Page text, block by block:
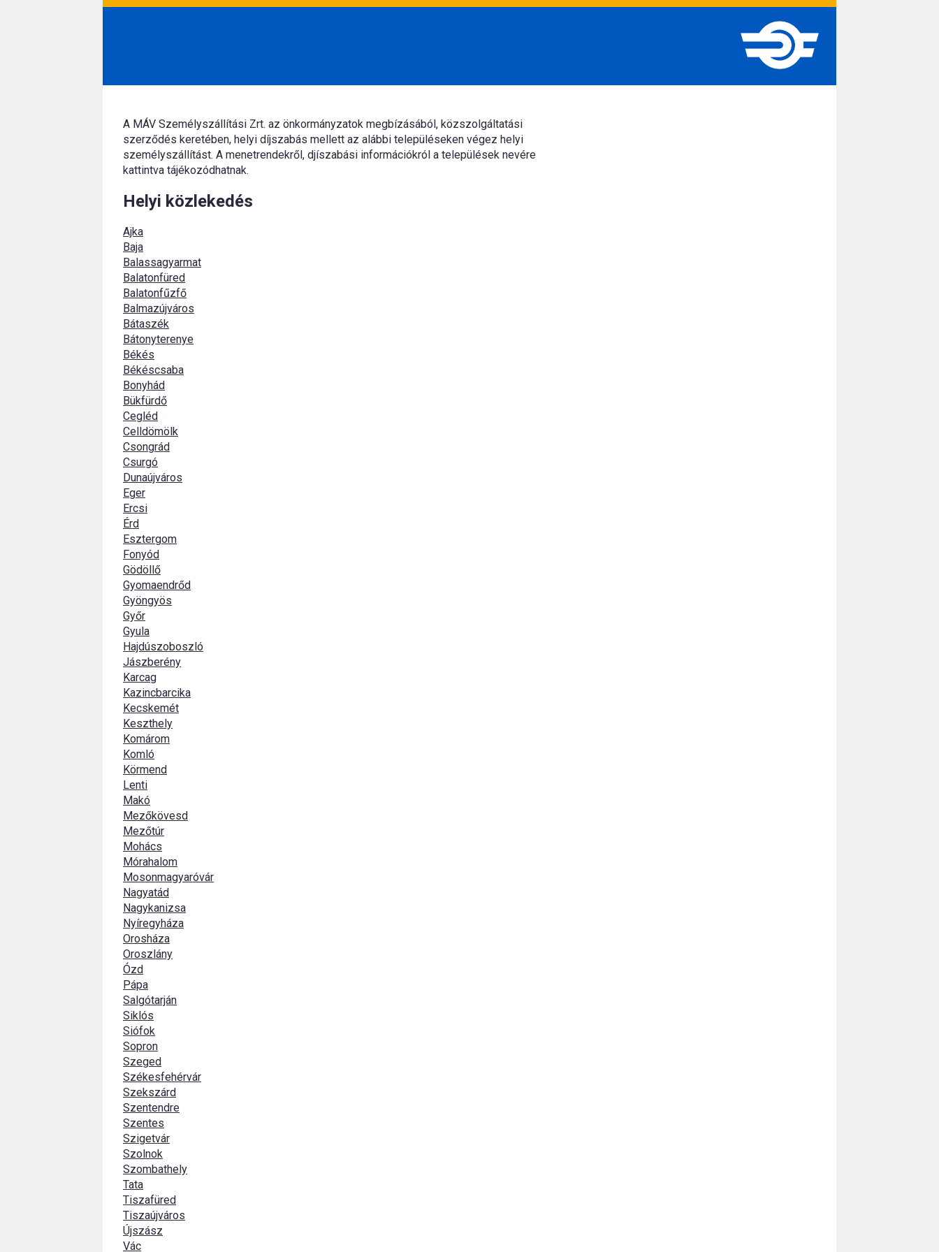
A MÁV Személyszállítási Zrt. az önkormányzatok megbízásából, közszolgáltatási
szerződés keretében, helyi díjszabás mellett az alábbi településeken végez helyi
személyszállítást. A menetrendekről, djíszabási információkról a települések nevére
kattintva tájékozódhatnak.
Helyi közlekedés
Ajka
Baja
Balassagyarmat
Balatonfüred
Balatonfűzfő
Balmazújváros
Bátaszék
Bátonyterenye
Békés
Békéscsaba
Bonyhád
Bükfürdő
Cegléd
Celldömölk
Csongrád
Csurgó
Dunaújváros
Eger
Ercsi
Érd
Esztergom
Fonyód
Gödöllő
Gyomaendrőd
Gyöngyös
Győr
Gyula
Hajdúszoboszló
Jászberény
Karcag
Kazincbarcika
Kecskemét
Keszthely
Komárom
Komló
Körmend
Lenti
Makó
Mezőkövesd
Mezőtúr
Mohács
Mórahalom
Mosonmagyaróvár
Nagyatád
Nagykanizsa
Nyíregyháza
Orosháza
Oroszlány
Ózd
Pápa
Salgótarján
Siklós
Siófok
Sopron
Szeged
Székesfehérvár
Szekszárd
Szentendre
Szentes
Szigetvár
Szolnok
Szombathely
Tata
Tiszafüred
Tiszaújváros
Újszász
Vác